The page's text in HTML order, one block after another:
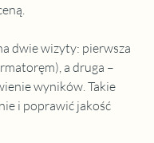
dwie wizyty: pierwsza
a druga –
wyników. Takie
i poprawić jakość